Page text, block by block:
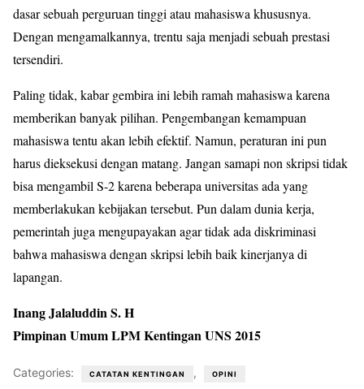
dasar sebuah perguruan tinggi atau mahasiswa khususnya.
Dengan mengamalkannya, trentu saja menjadi sebuah prestasi
tersendiri.
Paling tidak, kabar gembira ini lebih ramah mahasiswa karena
memberikan banyak pilihan. Pengembangan kemampuan
mahasiswa tentu akan lebih efektif. Namun, peraturan ini pun
harus dieksekusi dengan matang. Jangan samapi non skripsi tidak
bisa mengambil S-2 karena beberapa universitas ada yang
memberlakukan kebijakan tersebut. Pun dalam dunia kerja,
pemerintah juga mengupayakan agar tidak ada diskriminasi
bahwa mahasiswa dengan skripsi lebih baik kinerjanya di
lapangan.
Inang Jalaluddin S. H
Pimpinan Umum LPM Kentingan UNS 2015
Categories: CATATAN KENTINGAN , OPINI